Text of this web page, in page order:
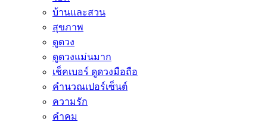
บ้านและสวน
สุขภาพ
ดูดวง
ดูดวงแม่นมาก
เช็คเบอร์ ดูดวงมือถือ
คำนวณเปอร์เซ็นต์
ความรัก
คำคม